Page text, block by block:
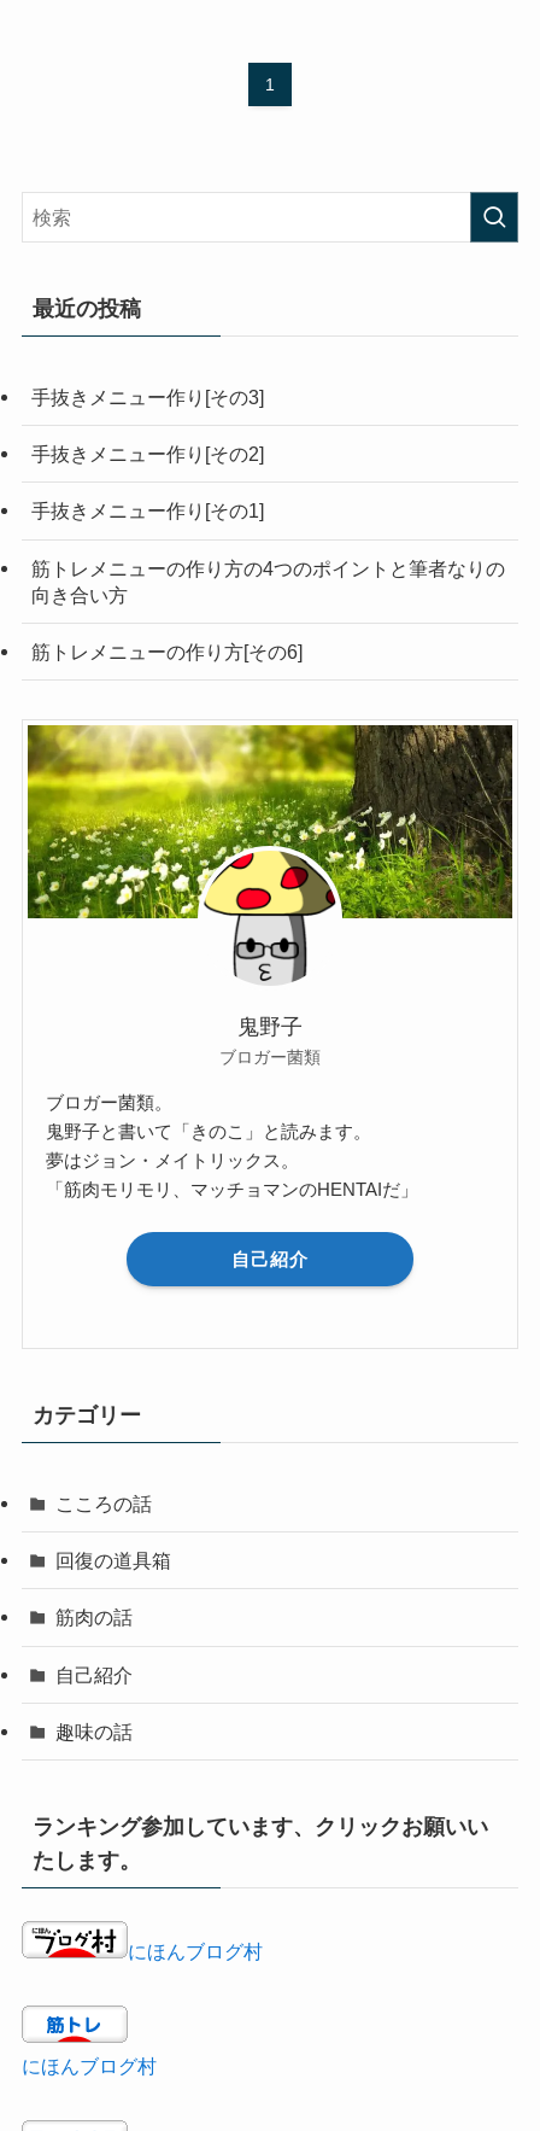
1
最近の投稿
手抜きメニュー作り[その3]
手抜きメニュー作り[その2]
手抜きメニュー作り[その1]
筋トレメニューの作り方の4つのポイントと筆者なりの
向き合い方
筋トレメニューの作り方[その6]
鬼野子
ブロガー菌類
ブロガー菌類。
鬼野子と書いて「きのこ」と読みます。
夢はジョン・メイトリックス。
「筋肉モリモリ、マッチョマンのHENTAIだ」
自己紹介
カテゴリー
こころの話
回復の道具箱
筋肉の話
自己紹介
趣味の話
ランキング参加しています、クリックお願いい
たします。
にほんブログ村
にほんブログ村